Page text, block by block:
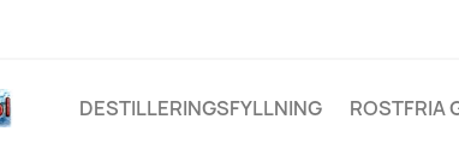
DESTILLERINGSFYLLNING ROSTFRIA